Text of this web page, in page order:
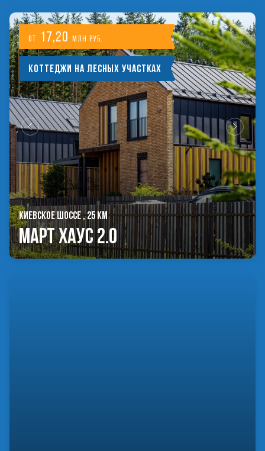
от 17,20 млн руб.
Коттеджи на лесных участках
КИЕВСКОЕ ШОССЕ , 25 КМ
Март Хаус 2.0